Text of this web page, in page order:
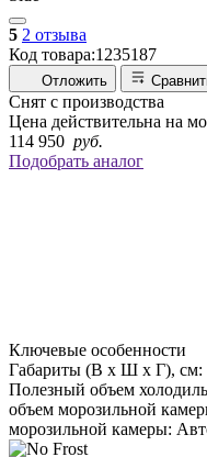
5 2 отзыва
Код товара:1235187
Отложить
Снят с производства
Цена действительна на
114 950 руб.
Подобрать аналог
Ключевые особенности
Габариты (В х Ш х Г), см:
Полезный объем
объем морозильной
морозильной камеры: